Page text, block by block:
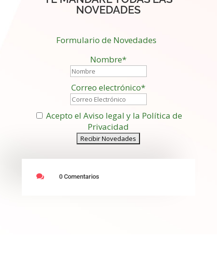
NOVEDADES
Formulario de Novedades
Nombre*
Correo electrónico*
Acepto el Aviso legal y la Política de
Privacidad
 0 Comentarios